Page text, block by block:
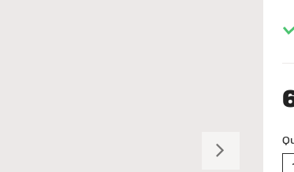
Suivant